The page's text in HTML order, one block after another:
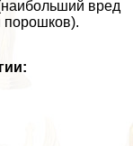
вред
порошков).